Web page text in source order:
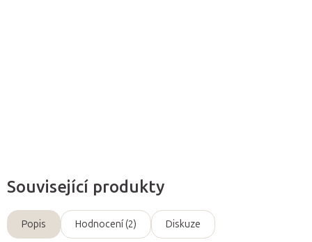
Související produkty
Popis Hodnocení (2) Diskuze